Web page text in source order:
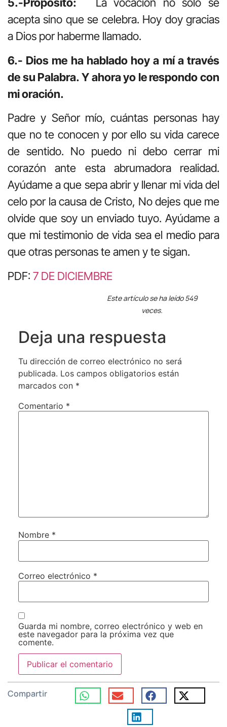
5.-Propósito:
La vocación no sólo se
acepta sino que se celebra. Hoy doy gracias
a Dios por haberme llamado.
6.- Dios me ha hablado hoy a mí a través
de su Palabra. Y ahora yo le respondo con
mi oración.
Padre y Señor mío, cuántas personas hay
que no te conocen y por ello su vida carece
de sentido. No puedo ni debo cerrar mi
corazón ante esta abrumadora realidad.
Ayúdame a que sepa abrir y llenar mi vida del
celo por la causa de Cristo, No dejes que me
olvide que soy un enviado tuyo. Ayúdame a
que mi testimonio de vida sea el medio para
que otras personas te amen y te sigan.
PDF: 7 DE DICIEMBRE
Este artículo se ha leído 549
veces.
Deja una respuesta
Tu dirección de correo electrónico no será
publicada. Los campos obligatorios están
marcados con *
Comentario *
Nombre *
Correo electrónico *
Guarda mi nombre, correo electrónico y web en
este navegador para la próxima vez que
comente.
Compartir